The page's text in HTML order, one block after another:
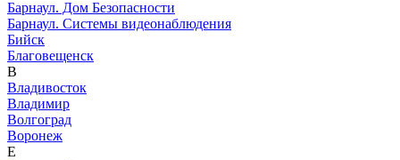
Барнаул. Дом Безопасности
Барнаул. Системы видеонаблюдения
Бийск
Благовещенск
В
Владивосток
Владимир
Волгоград
Воронеж
Е